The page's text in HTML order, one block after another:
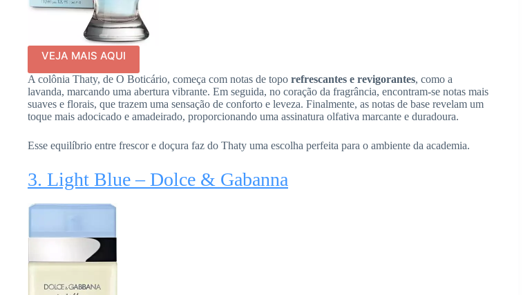
VEJA MAIS AQUI
A colônia Thaty, de O Boticário, começa com notas de topo refrescantes e revigorantes, como a
lavanda, marcando uma abertura vibrante. Em seguida, no coração da fragrância, encontram-se notas mais
suaves e florais, que trazem uma sensação de conforto e leveza. Finalmente, as notas de base revelam um
toque mais adocicado e amadeirado, proporcionando uma assinatura olfativa marcante e duradoura.
Esse equilíbrio entre frescor e doçura faz do Thaty uma escolha perfeita para o ambiente da academia.
3. Light Blue – Dolce & Gabanna